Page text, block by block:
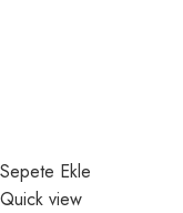
Sepete Ekle
Quick view